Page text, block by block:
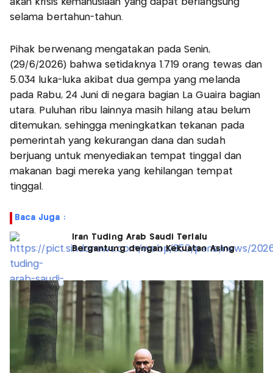
akan krisis kemanusiaan yang dapat berlangsung
selama bertahun-tahun.
Pihak berwenang mengatakan pada Senin,
(29/6/2026) bahwa setidaknya 1.719 orang tewas dan
5.034 luka-luka akibat dua gempa yang melanda
pada Rabu, 24 Juni di negara bagian La Guaira bagian
utara. Puluhan ribu lainnya masih hilang atau belum
ditemukan, sehingga meningkatkan tekanan pada
pemerintah yang kekurangan dana dan sudah
berjuang untuk menyediakan tempat tinggal dan
makanan bagi mereka yang kehilangan tempat
tinggal.
Baca Juga :
Iran Tuding Arab Saudi Terlalu
Bergantung dengan Kekuatan Asing